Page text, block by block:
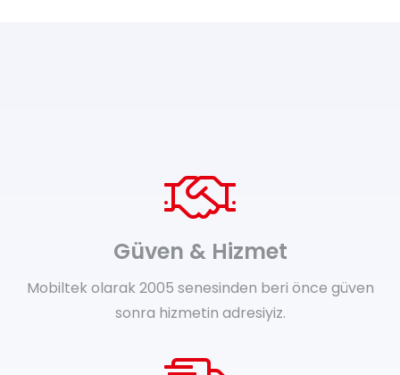
Güven & Hizmet
Mobiltek olarak 2005 senesinden beri önce güven
sonra hizmetin adresiyiz.